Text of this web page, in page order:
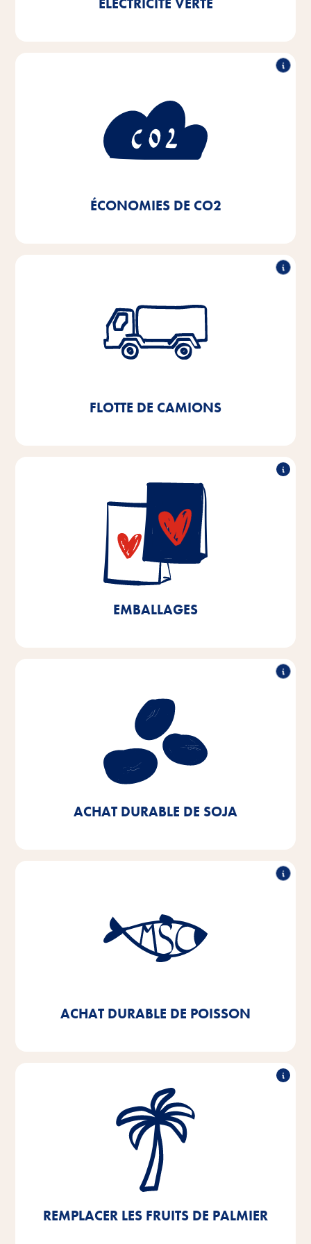
ÉLECTRICITÉ VERTE
ÉCONOMIES DE CO2
Grâce à l'utilisation d'électricité verte et au passage à
des systèmes de chauffage de proximité et à des
chaudières à condensation de nos installations de
chauffage, ainsi qu'à l'utilisation d'un éclairage LED,
depuis 2020.
FLOTTE DE CAMIONS
camions
La mise en place d'un entrepôt à hauts rayonnages
entièrement automatisé en 2021 nous permettra
EMBALLAGES
90% recyclables
Dans nos sites de production de Brême et de Basse-
Saxe, nous utilisons déjà des emballages recyclables
à plus de 90%. D'ici 2025, nous visons 100%
d'emballages recyclables pour les produits fabriqués
à Brême et en Basse-Saxe, ainsi qu'une réduction de
10% des matières plastiques.
ACHAT DURABLE DE SOJA
Achat durable de soja
Notre objectif est d'acheter du soja d'origine
européenne ou de sources certifiées. Nous voulons y
parvenir à 100% d'ici 2025 - aujourd'hui, nous en
sommes déjà à 90%.
ACHAT DURABLE DE POISSON
Achat durable de poisson
D'ici 2025, nous visons à ce que 100% du poisson et
des sous-produits de poisson que nous utilisons dans
REMPLACER LES FRUITS DE PALMIER
Remplacer les fruits de palme
Nous travaillons intensivement à l'abandon total de
l'huile de palme ou de la graisse de palmiste. Le peu
d'huile de palme que nous utilisons encore
actuellement provient de sources certifiées RSPO.